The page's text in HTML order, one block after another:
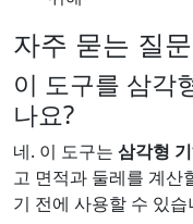
자주 묻는 질
이 도구를 삼각
나요?
네. 이 도구는 삼각형
고 면적과 둘레를 계산
기 전에 사용할 수 있습